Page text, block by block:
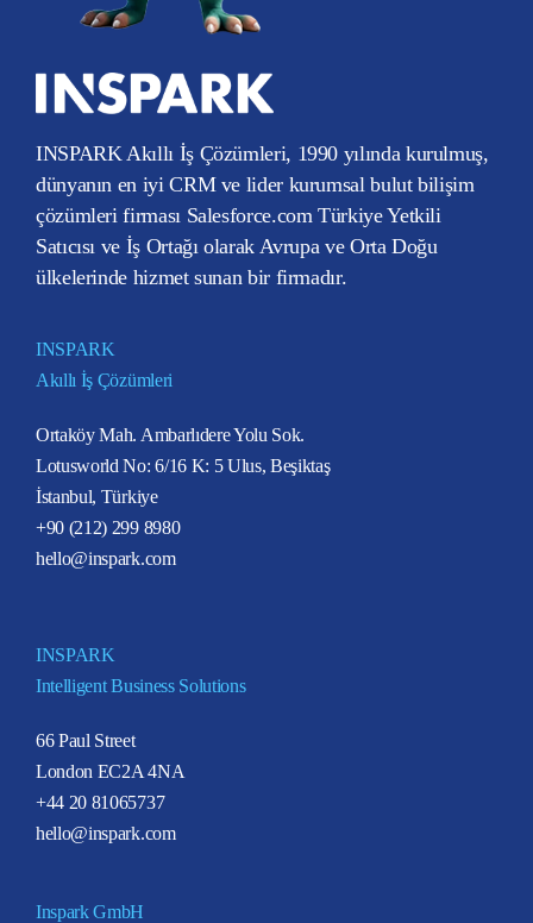
INSPARK Akıllı İş Çözümleri, 1990 yılında kurulmuş,
dünyanın en iyi CRM ve lider kurumsal bulut bilişim
çözümleri firması Salesforce.com Türkiye Yetkili
Satıcısı ve İş Ortağı olarak Avrupa ve Orta Doğu
ülkelerinde hizmet sunan bir firmadır.
INSPARK
Akıllı İş Çözümleri
Ortaköy Mah. Ambarlıdere Yolu Sok.
Lotusworld No: 6/16 K: 5 Ulus, Beşiktaş
İstanbul, Türkiye
+90 (212) 299 8980
hello@inspark.com
INSPARK
Intelligent Business Solutions
66 Paul Street
London EC2A 4NA
+44 20 81065737
hello@inspark.com
Inspark GmbH